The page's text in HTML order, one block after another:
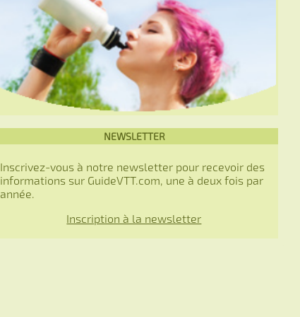
NEWSLETTER
Inscrivez-vous à notre newsletter pour recevoir des
informations sur GuideVTT.com, une à deux fois par
année.
Inscription à la newsletter